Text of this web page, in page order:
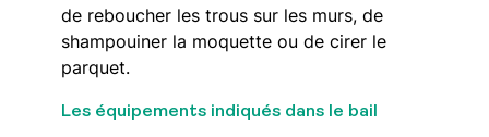
de reboucher les trous sur les murs, de
shampouiner la moquette ou de cirer le
parquet.
Les équipements indiqués dans le bail